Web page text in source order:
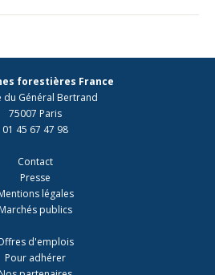
forestières France
du Général Bertrand
75007 Paris
01 45 67 47 98
Contact
Presse
légales
Marchés publics
d'emplois
Pour adhérer